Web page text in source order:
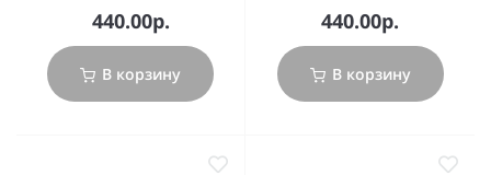
440.00р.
В корзину
440.00р.
В корзину